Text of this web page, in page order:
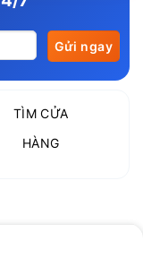
TÌM CỬA
HÀNG